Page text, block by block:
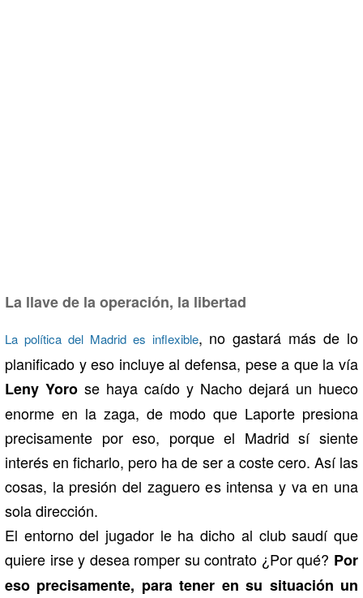
La llave de la operación, la libertad
La política del Madrid es inflexible, no gastará más de lo
planificado y eso incluye al defensa, pese a que la vía
Leny Yoro se haya caído y Nacho dejará un hueco
enorme en la zaga, de modo que Laporte presiona
precisamente por eso, porque el Madrid sí siente
interés en ficharlo, pero ha de ser a coste cero. Así las
cosas, la presión del zaguero es intensa y va en una
sola dirección.
El entorno del jugador le ha dicho al club saudí que
quiere irse y desea romper su contrato ¿Por qué? Por
eso precisamente, para tener en su situación un